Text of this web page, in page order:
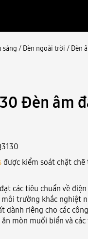
sáng /Đèn ngoài trời /Đèn
Đèn âm
được kiểm soát chặt
các tiêu chuẩn về
trường khắc nghiệt
dành riêng cho các
mòn muối biển và